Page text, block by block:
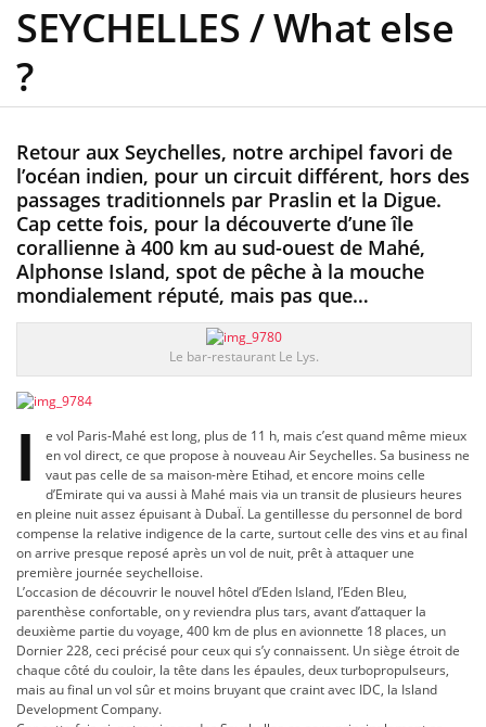
SEYCHELLES / What else
?
Retour aux Seychelles, notre archipel favori de
l’océan indien, pour un circuit différent, hors des
passages traditionnels par Praslin et la Digue.
Cap cette fois, pour la découverte d’une île
corallienne à 400 km au sud-ouest de Mahé,
Alphonse Island, spot de pêche à la mouche
mondialement réputé, mais pas que…
Le bar-restaurant Le Lys.
l
e vol Paris-Mahé est long, plus de 11 h, mais c’est quand même mieux
en vol direct, ce que propose à nouveau Air Seychelles. Sa business ne
vaut pas celle de sa maison-mère Etihad, et encore moins celle
d’Emirate qui va aussi à Mahé mais via un transit de plusieurs heures
en pleine nuit assez épuisant à DubaÏ. La gentillesse du personnel de bord
compense la relative indigence de la carte, surtout celle des vins et au final
on arrive presque reposé après un vol de nuit, prêt à attaquer une
première journée seychelloise.
L’occasion de découvrir le nouvel hôtel d’Eden Island, l’Eden Bleu,
parenthèse confortable, on y reviendra plus tars, avant d’attaquer la
deuxième partie du voyage, 400 km de plus en avionnette 18 places, un
Dornier 228, ceci précisé pour ceux qui s’y connaissent. Un siège étroit de
chaque côté du couloir, la tête dans les épaules, deux turbopropulseurs,
mais au final un vol sûr et moins bruyant que craint avec IDC, la Island
Development Company.